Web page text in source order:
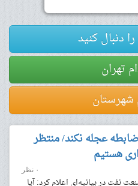
دنبال کنید
تهران
شهرستان
عجله نکند/ منتظر
هستیم
۰ نظر
نفت در بیانیه‌ای اعلام کرد: آیا